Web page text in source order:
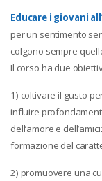
Educare i giovani
per un sentimento
colgono sempre
Il corso ha due
1) coltivare il gusto
influire
dell’amore e
formazione del
2) promuovere una